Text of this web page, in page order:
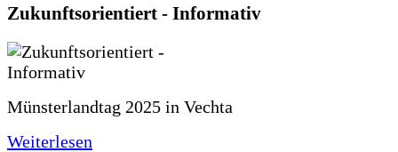
Zukunftsorientiert - Informativ
Münsterlandtag 2025 in Vechta
Weiterlesen